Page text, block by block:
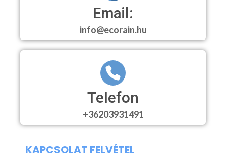
Email:
info@ecorain.hu
Telefon
+36203931491
KAPCSOLAT FELVÉTEL